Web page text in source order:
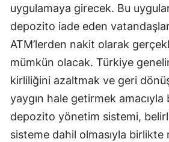
uygulamaya girecek. Bu
depozito iade eden
ATM’lerden nakit olarak
mümkün olacak. Türkiye
kirliliğini azaltmak ve geri
yaygın hale getirmek amacıyla
depozito yönetim sistemi,
sisteme dahil olmasıyla birlikte